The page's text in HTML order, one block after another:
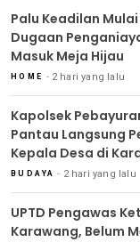
Palu Keadilan
Dugaan
Masuk Meja Hijau
HOME 2 hari yang lalu
Kapolsek
Pantau Langsung
Kepala Desa di
BUDAYA 2 hari yang lalu
UPTD Pengawas
Karawang, Belum